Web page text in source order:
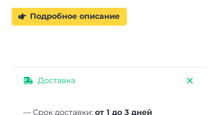
Подробное описание
Доставка
— Срок доставки: от 1 до 3 дней